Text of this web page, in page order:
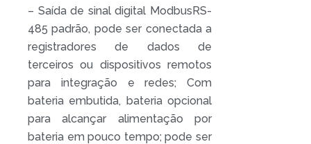
– Saída de sinal digital ModbusRS-
485 padrão, pode ser conectada a
registradores de dados de
terceiros ou dispositivos remotos
para integração e redes; Com
bateria embutida, bateria opcional
para alcançar alimentação por
bateria em pouco tempo; pode ser